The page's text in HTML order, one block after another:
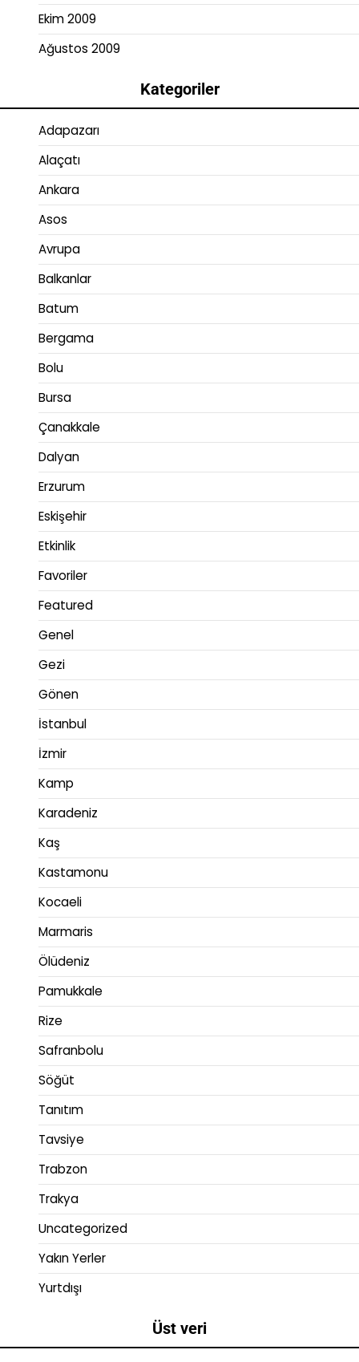
Ekim 2009
Ağustos 2009
Kategoriler
Adapazarı
Alaçatı
Ankara
Asos
Avrupa
Balkanlar
Batum
Bergama
Bolu
Bursa
Çanakkale
Dalyan
Erzurum
Eskişehir
Etkinlik
Favoriler
Featured
Genel
Gezi
Gönen
İstanbul
İzmir
Kamp
Karadeniz
Kaş
Kastamonu
Kocaeli
Marmaris
Ölüdeniz
Pamukkale
Rize
Safranbolu
Söğüt
Tanıtım
Tavsiye
Trabzon
Trakya
Uncategorized
Yakın Yerler
Yurtdışı
Üst veri